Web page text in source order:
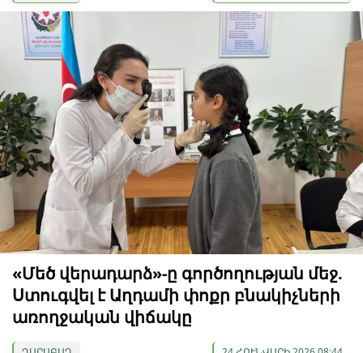
«Մեծ վերադարձ»-ը գործողության մեջ.
Ստուգվել է Աղդամի փոքր բնակիչների
առողջական վիճակը